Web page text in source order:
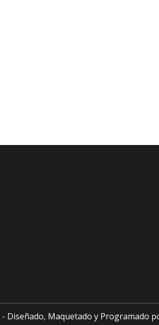
- Diseñado, Maquetado y Programado